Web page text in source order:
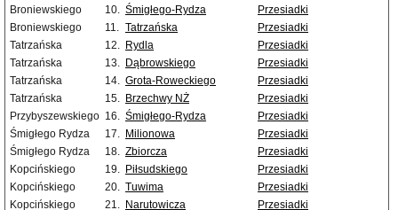
Broniewskiego
10. Śmigłego-Rydza
Przesiadki
Broniewskiego
11. Tatrzańska
Przesiadki
Tatrzańska
12. Rydla
Przesiadki
Tatrzańska
13. Dąbrowskiego
Przesiadki
Tatrzańska
14. Grota-Roweckiego
Przesiadki
Tatrzańska
15. Brzechwy NŻ
Przesiadki
Przybyszewskiego 16. Śmigłego-Rydza
Przesiadki
Śmigłego Rydza
17. Milionowa
Przesiadki
Śmigłego Rydza
18. Zbiorcza
Przesiadki
Kopcińskiego
19. Piłsudskiego
Przesiadki
Kopcińskiego
20. Tuwima
Przesiadki
Kopcińskiego
21. Narutowicza Przesiadki